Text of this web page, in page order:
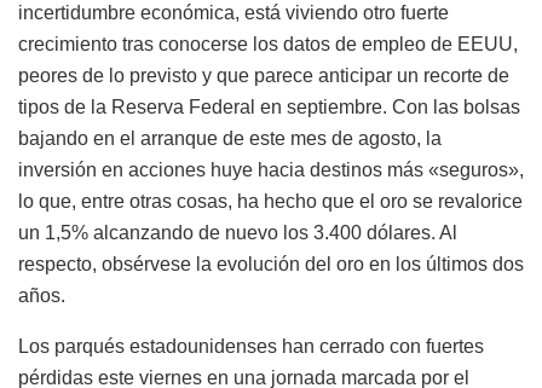
incertidumbre económica, está viviendo otro fuerte
crecimiento tras conocerse los datos de empleo de EEUU,
peores de lo previsto y que parece anticipar un recorte de
tipos de la Reserva Federal en septiembre. Con las bolsas
bajando en el arranque de este mes de agosto, la
inversión en acciones huye hacia destinos más «seguros»,
lo que, entre otras cosas, ha hecho que el oro se revalorice
un 1,5% alcanzando de nuevo los 3.400 dólares. Al
respecto, obsérvese la evolución del oro en los últimos dos
años.
Los parqués estadounidenses han cerrado con fuertes
pérdidas este viernes en una jornada marcada por el